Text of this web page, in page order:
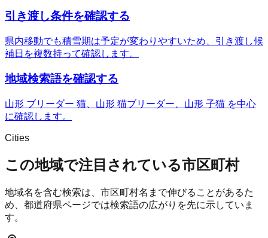
引き渡し条件を確認する
県内移動でも積雪期は予定が変わりやすいため、引き渡し候
補日を複数持って確認します。
地域検索語を確認する
山形 ブリーダー 猫、山形 猫ブリーダー、山形 子猫 を中心
に確認します。
Cities
この地域で注目されている市区町村
地域名を含む検索は、市区町村名まで伸びることがあるた
め、都道府県ページでは検索語の広がりを先に示していま
す。